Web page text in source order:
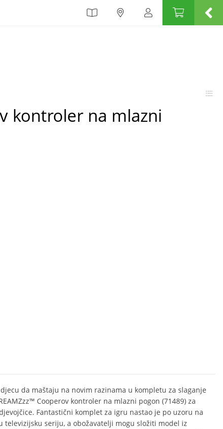
kontroler na mlazni
da maštaju na novim razinama u kompletu za slaganje
Cooperov kontroler na mlazni pogon (71489) za
Fantastični komplet za igru nastao je po uzoru na
televizijsku seriju, a obožavatelji mogu složiti model iz